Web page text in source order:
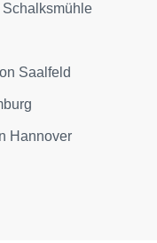
Saalfeld
Hannover